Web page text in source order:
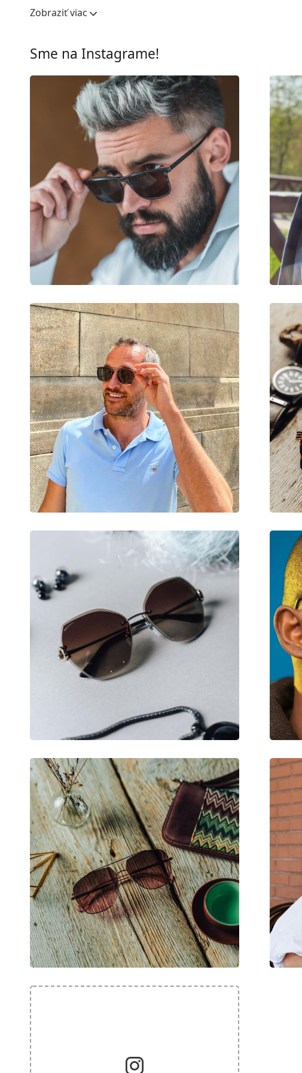
Šírka očnice:
53 mm
Rám
Tvar rámu:
Štvorcové
Farba rámov:
Čierna
Materiál rámov:
Kov/Plast
M
Šírka:
130 mm
Dĺžka stranice:
135 mm
Šírka mostíka:
18 mm
Hmotnosť:
100 g
Nastaviteľné sedielka:
Nie
Príslušenstvo
Puzdro:
Áno
Ostatné
Typ:
Dámske
Kategória:
Slnečné okuliare
Značka:
Blumarine
Použitie:
Móda
Kód:
SBM747S 0700 53
Zobraziť viac
Sme na Instagrame!